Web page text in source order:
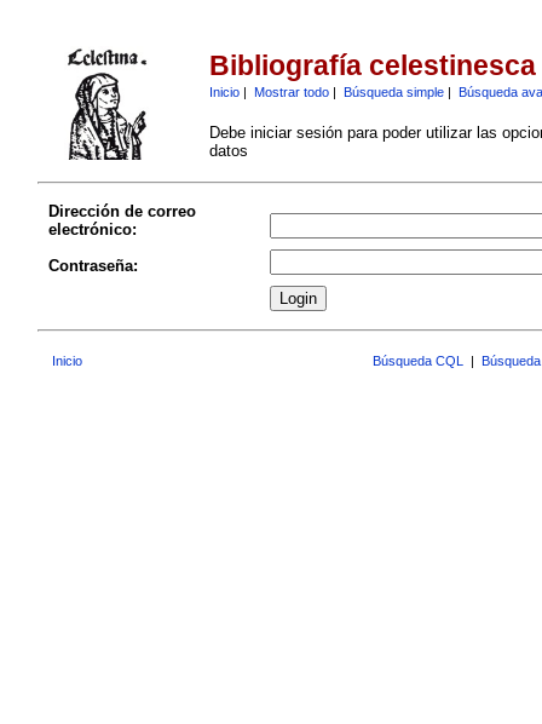
Bibliografía celestinesca
Inicio| Mostrar todo| Búsqueda simple| Búsqueda
Debe iniciar sesión para poder utilizar las
datos
Dirección de correo
electrónico:
Contraseña:
Inicio Búsqueda CQL |